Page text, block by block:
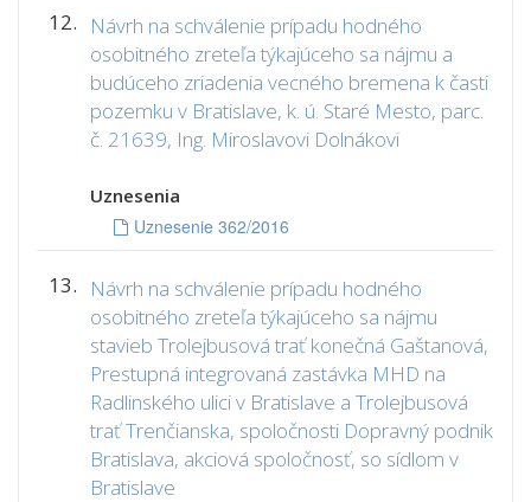
12.
Návrh na schválenie prípadu hodného
osobitného zreteľa týkajúceho sa nájmu a
budúceho zriadenia vecného bremena k časti
pozemku v Bratislave, k. ú. Staré Mesto, parc.
č. 21639, Ing. Miroslavovi Dolnákovi
Uznesenia
Uznesenie 362/2016
13.
Návrh na schválenie prípadu hodného
osobitného zreteľa týkajúceho sa nájmu
stavieb Trolejbusová trať konečná Gaštanová,
Prestupná integrovaná zastávka MHD na
Radlinského ulici v Bratislave a Trolejbusová
trať Trenčianska, spoločnosti Dopravný podnik
Bratislava, akciová spoločnosť, so sídlom v
Bratislave